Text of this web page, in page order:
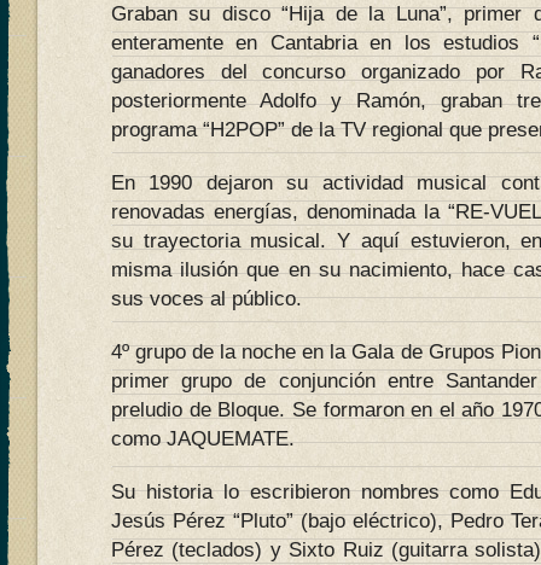
Graban su disco “Hija de la Luna”, primer
enteramente en Cantabria en los estudios
ganadores del concurso organizado por
posteriormente Adolfo y Ramón, graban
programa “H2POP” de la TV regional que
En 1990 dejaron su actividad musical
renovadas energías, denominada la “RE-
su trayectoria musical. Y aquí estuvieron,
misma ilusión que en su nacimiento, hace
sus voces al público.
4º grupo de la noche en la Gala de Grupos
primer grupo de conjunción entre
preludio de Bloque. Se formaron en el año
como JAQUEMATE.
Su historia lo escribieron nombres como
Jesús Pérez “Pluto” (bajo eléctrico), Pedro
Pérez (teclados) y Sixto Ruiz (guitarra